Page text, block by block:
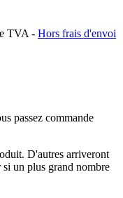
TVA - Hors frais d'envoi
passez commande
D'autres arriveront
un plus grand nombre